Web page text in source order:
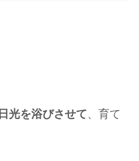
日光を浴びさせて、育て